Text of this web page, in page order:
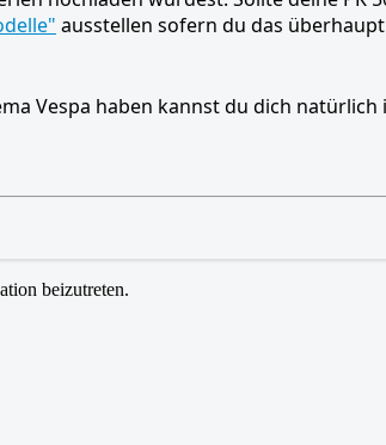
ausstellen sofern du das
Vespa haben kannst du dich
beizutreten.